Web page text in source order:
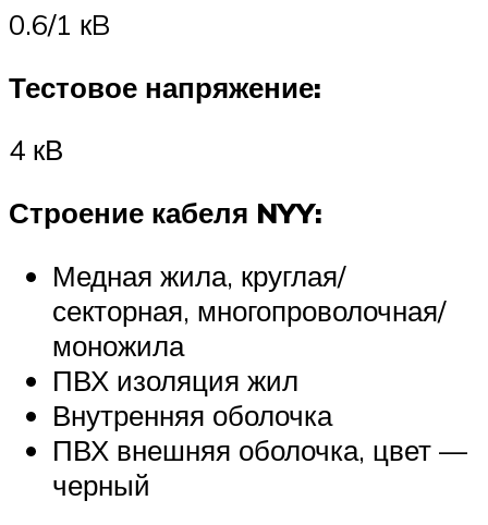
0.6/1 кB
Тестовое напряжение:
4 кВ
Строение кабеля NYY:
Медная жила, круглая/
секторная, многопроволочная/
моножила
ПВХ изоляция жил
Внутренняя оболочка
ПВХ внешняя оболочка, цвет —
черный